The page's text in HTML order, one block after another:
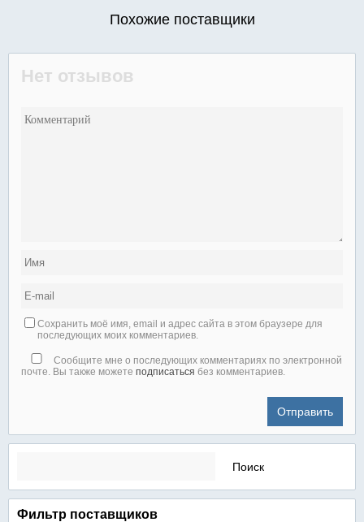
Похожие поставщики
Нет отзывов
Сохранить моё имя, email и адрес сайта в этом браузере для
последующих моих комментариев.
Сообщите мне о последующих комментариях по электронной
почте. Вы также можете подписаться без комментариев.
Найти:
Фильтр поставщиков